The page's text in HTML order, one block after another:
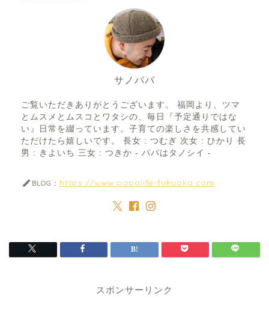
サノパパ
ご覧いただきありがとうございます。 福岡より、ツマ
とムスメとムスコとワタシの、毎日『予定通りではな
い』日常を綴っています。子育ての楽しさを共感してい
ただけたら嬉しいです。 長女 : つむぎ 次女 : ひかり 長
男 : きよいち 三女 : つきか - パパはタノシイ -
BLOG： https://www.papalife-fukuoka.com
スポンサーリンク